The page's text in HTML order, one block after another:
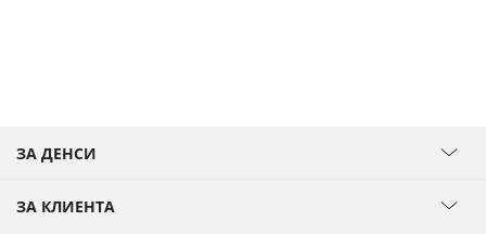
ЗА ДЕНСИ
ЗА КЛИЕНТА